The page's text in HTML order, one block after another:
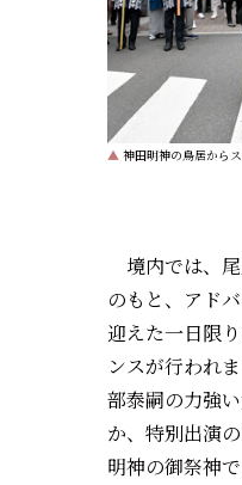
▲ 神田明神の鳥居から
境内では、
のもと、アド
迎えた一日限
ンスが行われ
部泰嗣の力強
か、特別出演
明神の御祭神